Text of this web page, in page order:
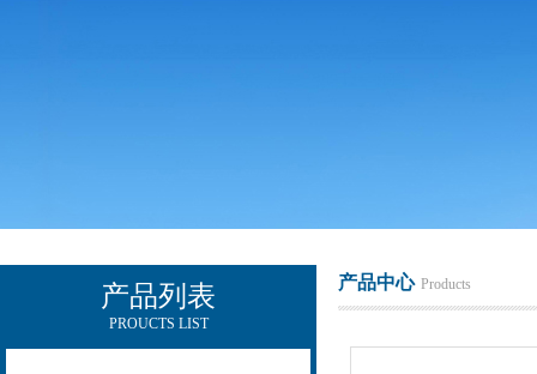
产品列表
PROUCTS LIST
产品中心 Products